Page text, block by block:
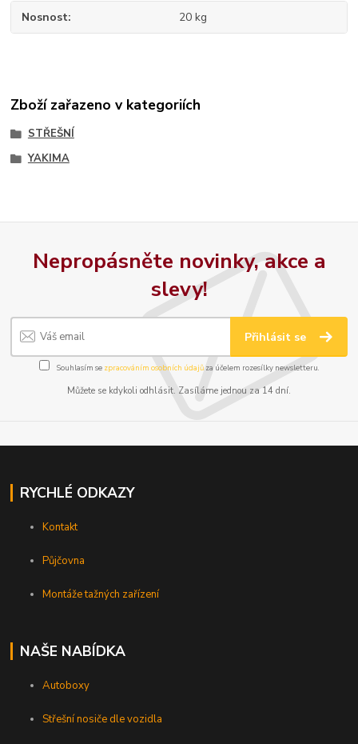
Nosnost 20 kg
Zboží zařazeno v kategoriích
STŘEŠNÍ
YAKIMA
Nepropásněte novinky, akce a
slevy!
Přihlásit se
Souhlasím se zpracováním osobních údajůza účelem rozesílky newsletteru.
Můžete se kdykoli odhlásit. Zasíláme jednou za 14 dní.
RYCHLÉ ODKAZY
Kontakt
Půjčovna
Montáže tažných zařízení
NAŠE NABÍDKA
Autoboxy
Střešní nosiče dle vozidla